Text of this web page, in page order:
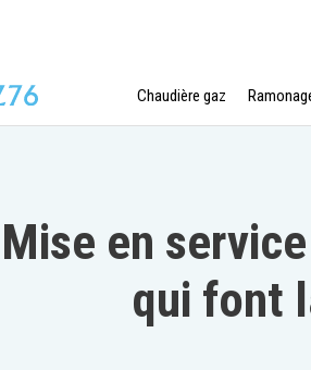
Chaudière gaz
Mise en
qui font